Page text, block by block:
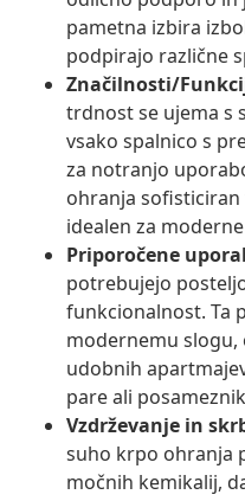
pametna izbira
podpirajo različne
Značilnosti/
trdnost se ujema s
vsako spalnico s
za notranjo
ohranja
idealen za
Priporočene
potrebujejo
funkcionalnost. Ta
modernemu
udobnih
pare ali
Vzdrževanje in
suho krpo ohranja
močnih kemikalij,